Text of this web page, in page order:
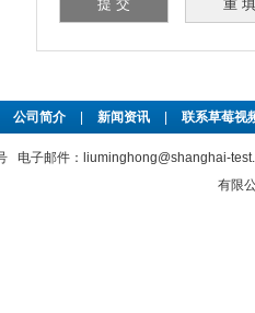
公司简介 新闻资讯 联系草莓视
号 电子邮件：liuminghong@shanghai-
有限